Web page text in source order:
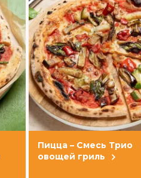
Пицца – Смесь Трио
овощей гриль